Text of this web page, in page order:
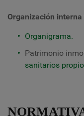
Organización
Organigrama.
Patrimonio
sanitarios